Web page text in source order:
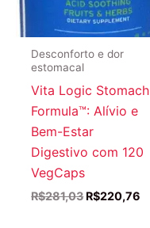
Desconforto e dor
estomacal
Vita Logic Stomach
Formula™: Alívio e
Bem-Estar
Digestivo com 120
VegCaps
R$281,03 O
R$220,76